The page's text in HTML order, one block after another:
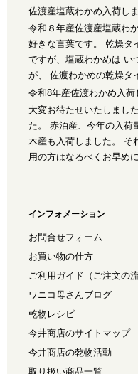
佐渡産塩蔵わかめ入荷し
令和８年産佐渡産塩蔵わ
好きな言葉です。 乾燥タ
ですが、塩蔵わかめは い
が、 佐渡わかめの乾燥
令和8年産佐渡わかめ入荷
大変お待たせいたしまし
た。 赤泊産、今年の入荷
木産も入荷しました。 そ
用の方はなるべくお早め
インフォメーション
お問合せフォーム
お買い物の仕方
ご利用ガイド（ご注文の
ワニコ母さんブログ
乾物レシピ
今井商店のサイトマップ
今井商店の乾物活動
取り扱い商品一覧